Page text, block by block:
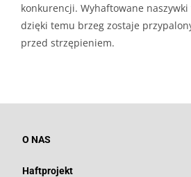
konkurencji. Wyhaftowane
dzięki temu brzeg zostaje
przed strzępieniem.
O NAS
Haftprojekt